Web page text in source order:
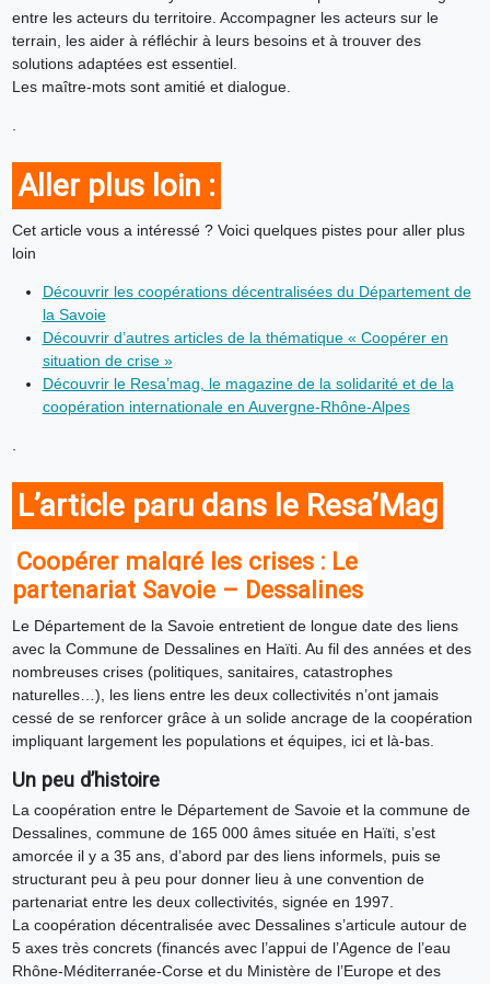
entre les acteurs du territoire. Accompagner les acteurs sur le
terrain, les aider à réfléchir à leurs besoins et à trouver des
solutions adaptées est essentiel.
Les maître-mots sont amitié et dialogue.
Aller plus loin :
Cet article vous a intéressé ? Voici quelques pistes pour aller plus
loin
Découvrir les coopérations décentralisées du Département de
la Savoie
Découvrir d’autres articles de la thématique « Coopérer en
situation de crise »
Découvrir le Resa’mag, le magazine de la solidarité et de la
coopération internationale en Auvergne-Rhône-Alpes
L’article paru dans le Resa’Mag
Coopérer malgré les crises : Le
partenariat Savoie – Dessalines
Le Département de la Savoie entretient de longue date des liens
avec la Commune de Dessalines en Haïti. Au fil des années et des
nombreuses crises (politiques, sanitaires, catastrophes
naturelles…), les liens entre les deux collectivités n’ont jamais
cessé de se renforcer grâce à un solide ancrage de la coopération
impliquant largement les populations et équipes, ici et là-bas.
Un peu d’histoire
La coopération entre le Département de Savoie et la commune de
Dessalines, commune de 165 000 âmes située en Haïti, s’est
amorcée il y a 35 ans, d’abord par des liens informels, puis se
structurant peu à peu pour donner lieu à une convention de
partenariat entre les deux collectivités, signée en 1997.
La coopération décentralisée avec Dessalines s’articule autour de
5 axes très concrets (financés avec l’appui de l’Agence de l’eau
Rhône-Méditerranée-Corse et du Ministère de l’Europe et des